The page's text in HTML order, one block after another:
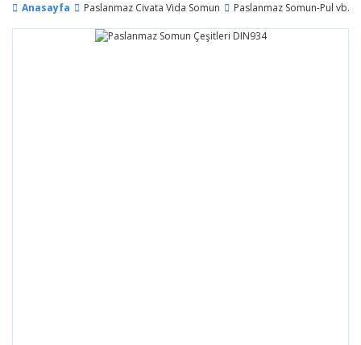
Anasayfa Paslanmaz Civata Vida Somun Paslanmaz Somun-Pul vb.